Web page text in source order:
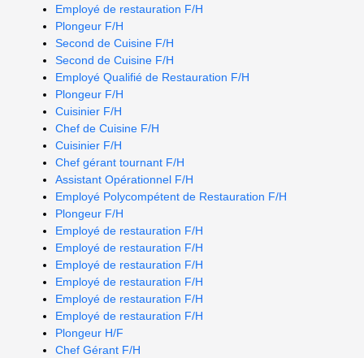
Employé de restauration F/H
Plongeur F/H
Second de Cuisine F/H
Second de Cuisine F/H
Employé Qualifié de Restauration F/H
Plongeur F/H
Cuisinier F/H
Chef de Cuisine F/H
Cuisinier F/H
Chef gérant tournant F/H
Assistant Opérationnel F/H
Employé Polycompétent de Restauration F/H
Plongeur F/H
Employé de restauration F/H
Employé de restauration F/H
Employé de restauration F/H
Employé de restauration F/H
Employé de restauration F/H
Employé de restauration F/H
Plongeur H/F
Chef Gérant F/H